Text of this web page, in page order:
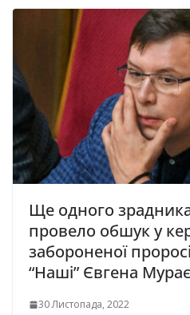
Ще одного
провело обшук у
забороненої
“Наші” Євгена
30 Листопада, 2022